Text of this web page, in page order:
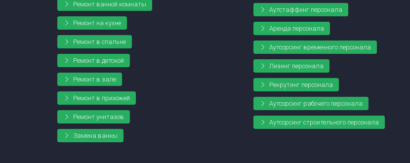
Ремонт ванной комнаты
Ремонт на кухне
Ремонт в спальне
Ремонт в детской
Ремонт в зале
Ремонт в прихожей
Ремонт унитазов
Замена ванны
Аутстаффинг персонала
Аренда персонала
Аутсорсинг временного персонала
Лизинг персонала
Рекрутинг персонала
Аутсорсинг рабочего персонала
Аутсорсинг строительного персонала